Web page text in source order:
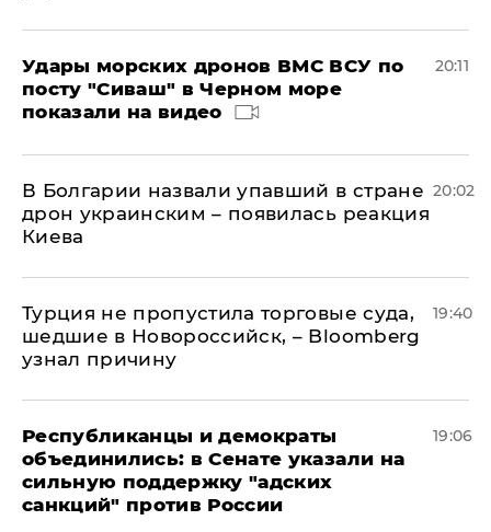
Удары морских дронов ВМС ВСУ по
посту "Сиваш" в Черном море
показали на видео
20:11
В Болгарии назвали упавший в стране
дрон украинским – появилась реакция
Киева
20:02
Турция не пропустила торговые суда,
шедшие в Новороссийск, – Bloomberg
узнал причину
19:40
Республиканцы и демократы
объединились: в Сенате указали на
сильную поддержку "адских
санкций" против России
19:06